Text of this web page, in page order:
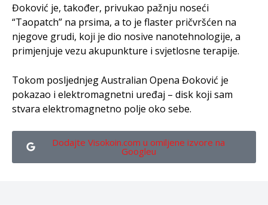
Đoković je, također, privukao pažnju noseći
“Taopatch” na prsima, a to je flaster pričvršćen na
njegove grudi, koji je dio nosive nanotehnologije, a
primjenjuje vezu akupunkture i svjetlosne terapije.
Tokom posljednjeg Australian Opena Đoković je
pokazao i elektromagnetni uređaj – disk koji sam
stvara elektromagnetno polje oko sebe.
Dodajte Visokoin.com u omiljene izvore na
Googleu